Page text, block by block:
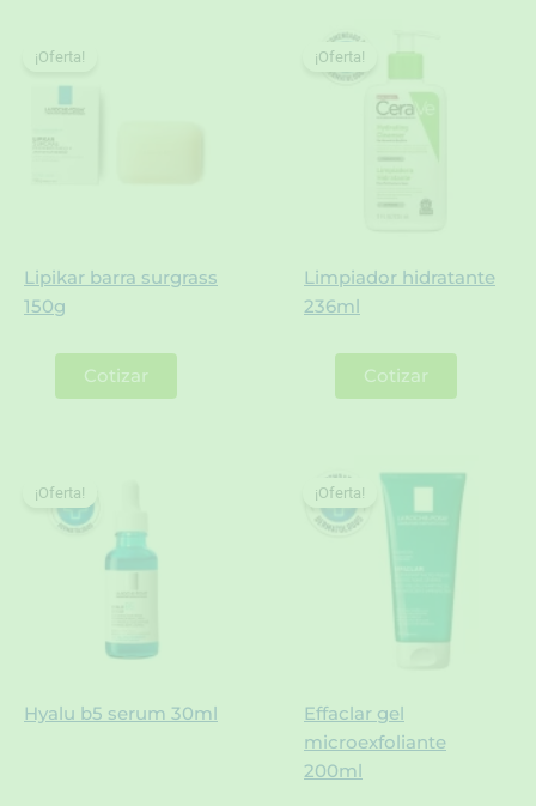
¡Oferta!
Lipikar barra surgrass
150g
¡Oferta!
Cotizar
¡Oferta!
Limpiador hidratante
236ml
¡Oferta!
Cotizar
¡Oferta!
Hyalu b5 serum 30ml
¡Oferta! ¡Oferta!
Effaclar gel
microexfoliante
200ml
¡Oferta!